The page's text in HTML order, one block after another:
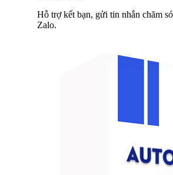
Hỗ trợ kết bạn, gửi tin nhắn chăm
Zalo.